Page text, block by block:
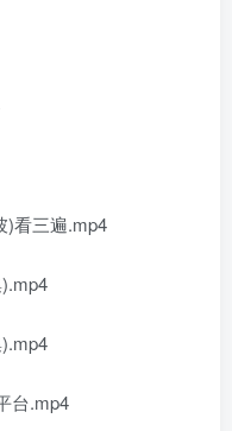
)看三遍.mp4
台.mp4